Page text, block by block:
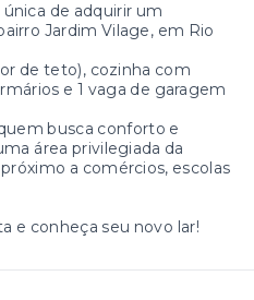
de adquirir um
Jardim Vilage, em Rio
de teto), cozinha com
e 1 vaga de garagem
busca conforto e
área privilegiada da
a comércios, escolas
e conheça seu novo lar!